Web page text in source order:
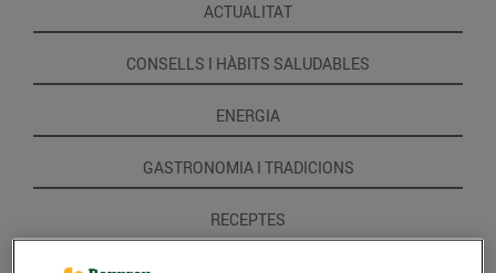
ACTUALITAT
CONSELLS I HÀBITS SALUDABLES
ENERGIA
GASTRONOMIA I TRADICIONS
RECEPTES